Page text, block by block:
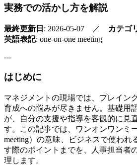
実務での活かし方を解説
最終更新日 : 2026-05-07 ／ カテゴ
英語表記: one-on-one meeting
---
はじめに
マネジメントの現場では、プレイン
育成への悩みが尽きません。基礎用
が、自分の支援や指導を客観的に見
す。この記事では、ワンオンワンミ
meeting）の意味、ビジネスで使われ
す際のポイントまでを、人事担当者
理します。